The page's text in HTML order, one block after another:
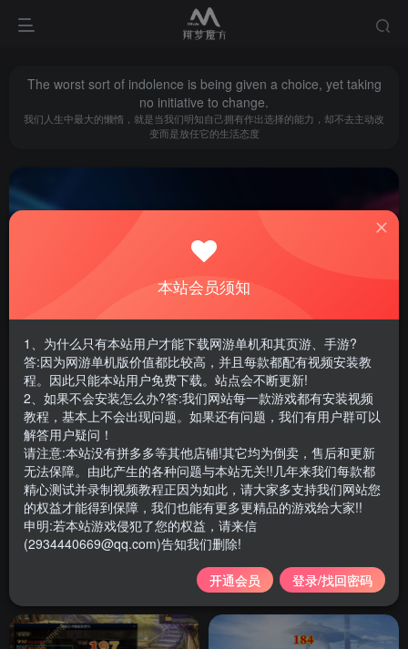
The worst sort of indolence is being given a choice, yet taking
no initiative to change.
我们人生中最大的懒惰，就是当我们明知自己拥有作出选择的能力，却不去主动改
变而是放任它的生活态度
排序 更新 浏览 点赞 评论
249|DNF地下城合集，由会员
提供
239|DNF仿官86鱼尾版，全宽
屏时装镶嵌,皮肤装扮,超级内
辅+GM工具
5个月前 347
本站会员须知
1、为什么只有本站用户才能下载网游单机和其页游、手游?
答:因为网游单机版价值都比较高，并且每款都配有视频安装教
程。因此只能本站用户免费下载。站点会不断更新!
2、如果不会安装怎么办?答:我们网站每一款游戏都有安装视频
教程，基本上不会出现问题。如果还有问题，我们有用户群可以
解答用户疑问！
请注意:本站没有拼多多等其他店铺!其它均为倒卖，售后和更新
无法保障。由此产生的各种问题与本站无关!!几年来我们每款都
精心测试并录制视频教程正因为如此，请大家多支持我们网站您
的权益才能得到保障，我们也能有更多更精品的游戏给大家!!
申明:若本站游戏侵犯了您的权益，请来信
(2934440669@qq.com)告知我们删除!
开通会员 登录/找回密码